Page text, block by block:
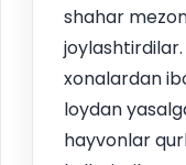
shahar
xonalardan
loydan
hayvonlar